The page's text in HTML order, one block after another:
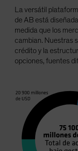
La versátil
de AB está
medida que los
cambian. Nuestras
crédito y la
opciones, fuentes